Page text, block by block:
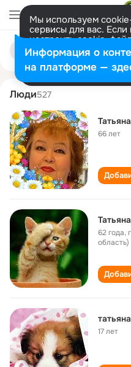
Мы используем
сервисы для вас. Если
настроить cookie-
представитель.
Разрешить все
Поиск
людям
tatyana usmanova
Люди527
66 лет
62 года,
область)
17 лет
Информация о
на платформе —